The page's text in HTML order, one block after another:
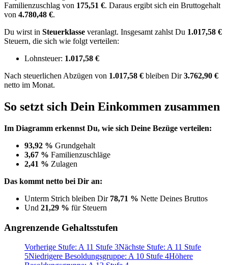
Familienzuschlag von 175,51 €. Daraus ergibt sich ein Bruttogehalt
von 4.780,48 €.
Du wirst in Steuerklasse veranlagt. Insgesamt zahlst Du 1.017,58 €
Steuern, die sich wie folgt verteilen:
Lohnsteuer: 1.017,58 €
Nach steuerlichen Abzügen von 1.017,58 € bleiben Dir3.762,90 €
netto im Monat.
So setzt sich Dein Einkommen zusammen
Im Diagramm erkennst Du, wie sich Deine Bezüge verteilen:
93,92 % Grundgehalt
3,67 % Familienzuschläge
2,41 % Zulagen
Das kommt netto bei Dir an:
Unterm Strich bleiben Dir 78,71 % Nette Deines Bruttos
Und 21,29 % für Steuern
Angrenzende Gehaltsstufen
Vorherige Stufe: A 11 Stufe 3Nächste Stufe: A 11 Stufe
5Niedrigere Besoldungsgruppe: A 10 Stufe 4Höhere